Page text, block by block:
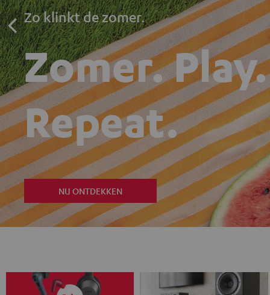
Zo klinkt de zomer.
Zomer. Play.
Repeat.
NU ONTDEKKEN